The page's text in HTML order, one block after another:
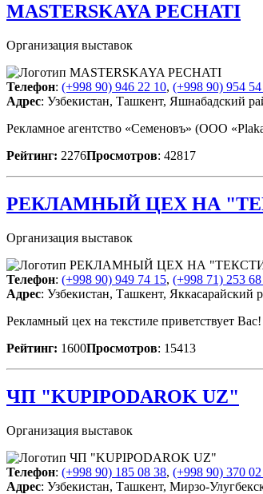
MASTERSKAYA PECHATI
Организация выставок
Телефон: (+998 90) 946 22 10, (+998 90) 954
Адрес: Узбекистан, Ташкент, Яшнабадский
Рекламное агентство «Семеновъ» (ООО
Рейтинг: 2276Просмотров: 42817
РЕКЛАМНЫЙ ЦЕХ НА
Организация выставок
Телефон: (+998 90) 949 74 15, (+998 71) 253 68
Адрес: Узбекистан, Ташкент,
Рекламный цех на текстиле приветствует
Рейтинг: 1600Просмотров: 15413
ЧП "KUPIPODAROK UZ"
Организация выставок
Телефон: (+998 90) 185 08 38, (+998 90) 370
Адрес: Узбекистан, Ташкент, Мирзо-